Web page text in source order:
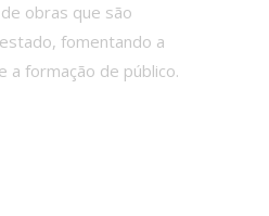
obras que são
fomentando a
a formação de público.